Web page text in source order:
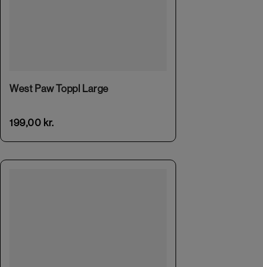
West Paw Toppl Large
199,00 kr.